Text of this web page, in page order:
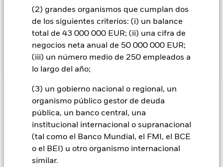
(2) grandes organismos que cumplan dos
de los siguientes criterios: (i) un balance
total de 43 000 000 EUR; (ii) una cifra de
negocios neta anual de 50 000 000 EUR;
(iii) un número medio de 250 empleados a
lo largo del año;
(3) un gobierno nacional o regional, un
organismo público gestor de deuda
pública, un banco central, una
institucional internacional o supranacional
(tal como el Banco Mundial, el FMI, el BCE
o el BEI) u otro organismo internacional
similar.
a ellos de cualquier otro modo, tal como se detalla en el
Folleto. El Fondo puede recibir una exposición indirecta (a
través, entre otros, de IFD y participaciones en organismo de
criterios ESG.
INFORMACIÓN IMPORTANTE: Capital en Riesgo.
de las inversiones y los ingresos derivados de ellas pueden
subir o bajar, y no están garantizados. Es posible que los
inversores no recuperen la cantidad invertida originalmente.
incumplimientos de los emisores tendrán un impacto
significativo en el comportamiento de los títulos de renta fija.